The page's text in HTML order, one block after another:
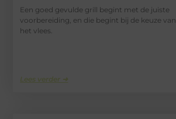
Een goed gevulde grill begint met de juiste
voorbereiding, en die begint bij de keuze van
het vlees.
Lees verder ➜